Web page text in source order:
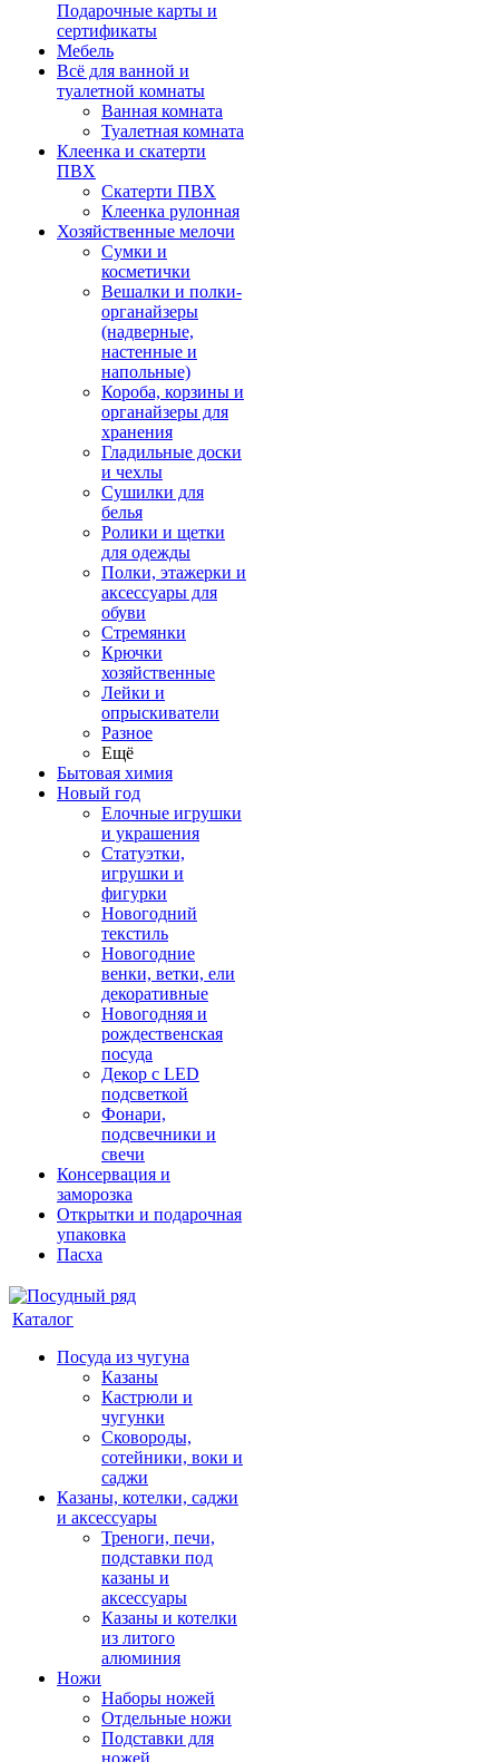
Подарочные карты и
сертификаты
Мебель
Всё для ванной и
туалетной комнаты
Ванная комната
Туалетная комната
Клеенка и скатерти
ПВХ
Скатерти ПВХ
Клеенка рулонная
Хозяйственные мелочи
Сумки и
косметички
Вешалки и полки-
органайзеры
(надверные,
настенные и
напольные)
Короба, корзины и
органайзеры для
хранения
Гладильные доски
и чехлы
Сушилки для
белья
Ролики и щетки
для одежды
Полки, этажерки и
аксессуары для
обуви
Стремянки
Крючки
хозяйственные
Лейки и
опрыскиватели
Разное
Ещё
Бытовая химия
Новый год
Елочные игрушки
и украшения
Статуэтки,
игрушки и
фигурки
Новогодний
текстиль
Новогодние
венки, ветки, ели
декоративные
Новогодняя и
рождественская
посуда
Декор с LED
подсветкой
Фонари,
подсвечники и
свечи
Консервация и
заморозка
Открытки и подарочная
упаковка
Пасха
Каталог
Посуда из чугуна
Казаны
Кастрюли и
чугунки
Сковороды,
сотейники, воки и
саджи
Казаны, котелки, саджи
и аксессуары
Треноги, печи,
подставки под
казаны и
аксессуары
Казаны и котелки
из литого
алюминия
Ножи
Наборы ножей
Отдельные ножи
Подставки для
ножей